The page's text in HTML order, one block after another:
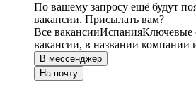
По вашему запросу ещё будут
вакансии. Присылать вам?
Все вакансииИспанияКлючевые
вакансии, в названии компании
В мессенджер
На почту